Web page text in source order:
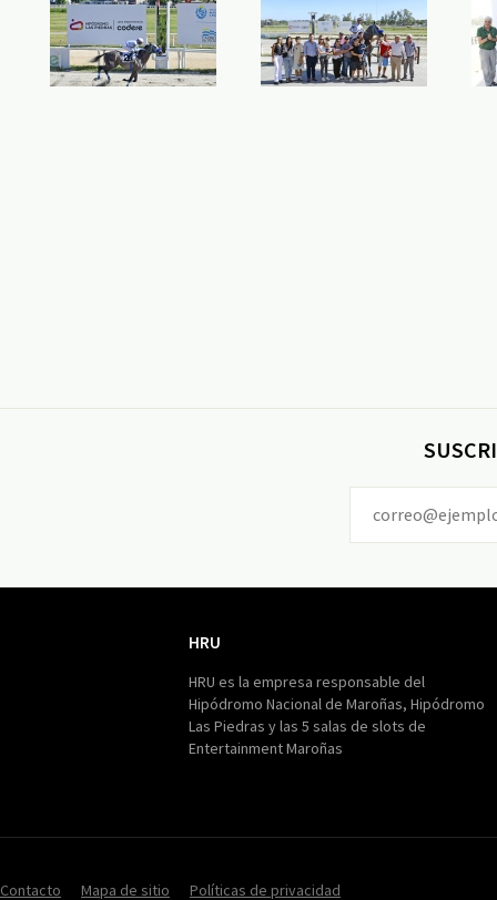
HRU
HRU es la empresa responsable del
Hipódromo Nacional de Maroñas, Hipódromo
Las Piedras y las 5 salas de slots de
Entertainment Maroñas
Contacto Mapa de sitio Políticas de privacidad